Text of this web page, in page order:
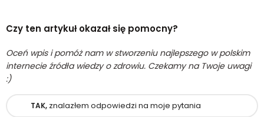
Czy ten artykuł okazał się pomocny?
Oceń wpis i pomóż nam w stworzeniu najlepszego w polskim
internecie źródła wiedzy o zdrowiu. Czekamy na Twoje uwagi
:)
TAK, znalazłem odpowiedzi na moje pytania